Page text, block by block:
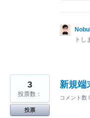
トし
新規端
3
投票数：
投票
コメント数